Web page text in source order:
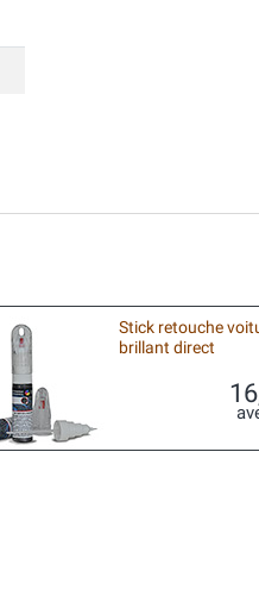
Stick retouche
brillant direct